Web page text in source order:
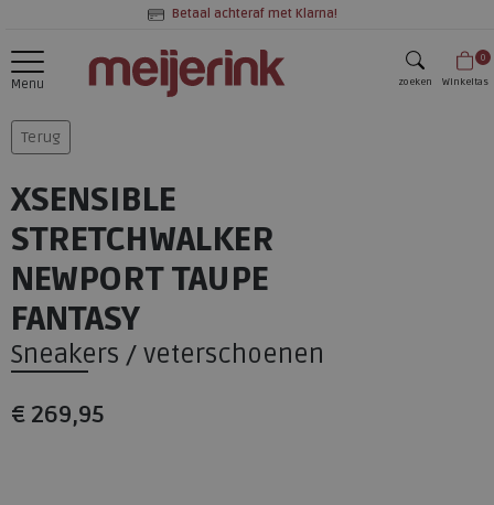
Betaal achteraf met Klarna!
Menu zoeken
0
Winkeltas
Terug
XSENSIBLE
STRETCHWALKER
NEWPORT TAUPE
FANTASY
Sneakers / veterschoenen
€ 269,95